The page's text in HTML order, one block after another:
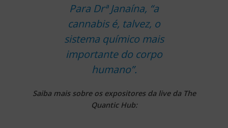
Para Drª Janaína, “a
cannabis é, talvez, o
sistema químico mais
importante do corpo
humano”.
Saiba mais sobre os expositores da live da The
Quantic Hub: